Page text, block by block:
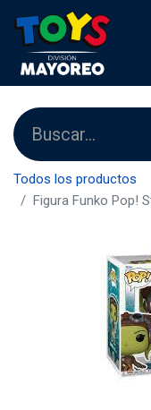
Todos los productos
Figura Funko Pop!